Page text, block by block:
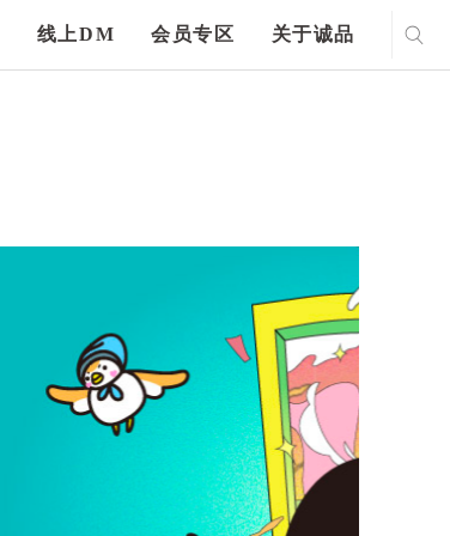
线上DM 会员专区 关于诚品